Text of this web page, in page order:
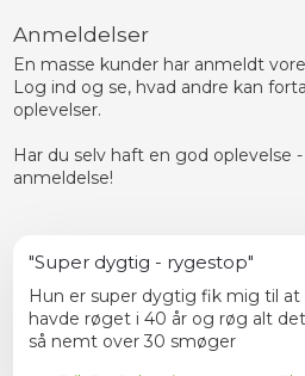
Anmeldelser
En masse kunder har anmeldt
Log ind og se, hvad andre kan
oplevelser.
Har du selv haft en god oplevelse
anmeldelse!​
"Super dygtig - rygestop"
Hun er super dygtig fik mig til
havde røget i 40 år og røg alt
så nemt over 30 smøger